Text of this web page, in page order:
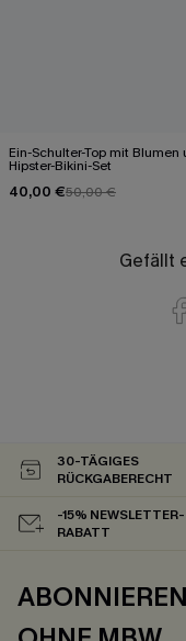
Ein-Schulter-Top mit Blumen
Hipster-Bikini-Set
40,00 €50,00 €
Gefällt
30-TÄGIGES
RÜCKGABERECHT
-15% NEWSLETTER-
RABATT